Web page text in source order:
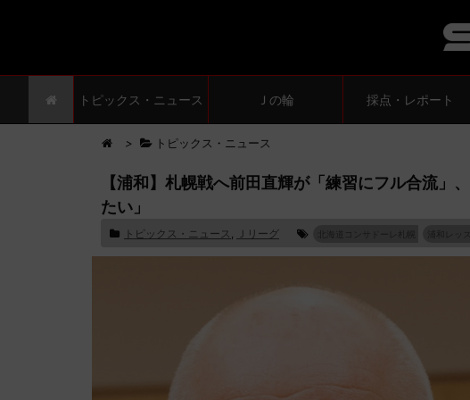
トピックス・ニュース Ｊの輪 採点・レポート
> トピックス・ニュース
【浦和】札幌戦へ前田直輝が「練習にフル合流
たい」
トピックス・ニュース , Ｊリーグ